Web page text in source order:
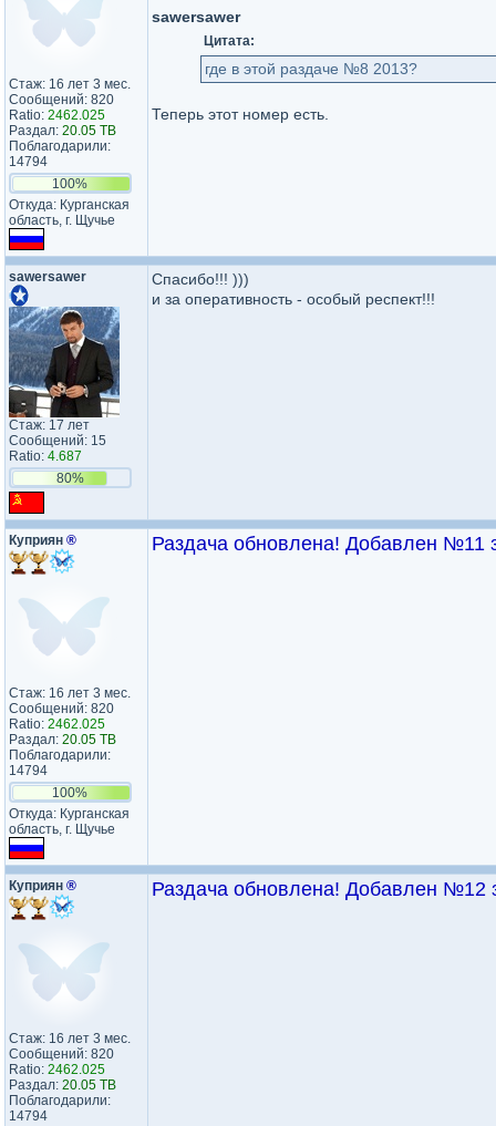
Стаж: 16 лет 3 мес.
Сообщений: 820
Ratio: 2462.025
Раздал: 20.05 TB
Поблагодарили:
14794
100%
Откуда: Курганская
область, г. Щучье
sawersawer
Цитата:
где в этой раздаче №8 2013?
Теперь этот номер есть.
sawersawer
Стаж: 17 лет
Сообщений: 15
Ratio: 4.687
80%
Спасибо!!! )))
и за оперативность - особый респект!!!
Куприян ®
Стаж: 16 лет 3 мес.
Сообщений: 820
Ratio: 2462.025
Раздал: 20.05 TB
Поблагодарили:
14794
100%
Откуда: Курганская
область, г. Щучье
Раздача обновлена! Добавлен №11
Куприян ®
Стаж: 16 лет 3 мес.
Сообщений: 820
Ratio: 2462.025
Раздал: 20.05 TB
Поблагодарили:
14794
Раздача обновлена! Добавлен №12